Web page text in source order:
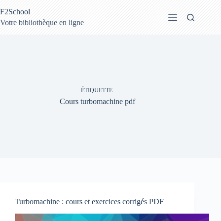
au
contenu
F2School
Votre bibliothèque en ligne
ÉTIQUETTE
Cours turbomachine pdf
Turbomachine : cours et exercices corrigés PDF